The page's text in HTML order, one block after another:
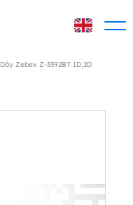
Zebex Z-3392BT 1D,2D